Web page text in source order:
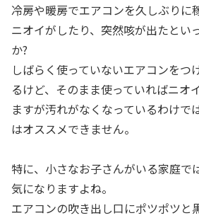
冷房や暖房でエアコンを久しぶりに
ニオイがしたり、突然咳が出たとい
か?
しばらく使っていないエアコンをつ
るけど、そのまま使っていればニオ
ますが汚れがなくなっているわけで
はオススメできません。
特に、小さなお子さんがいる家庭で
気になりますよね。
エアコンの吹き出し口にポツポツと